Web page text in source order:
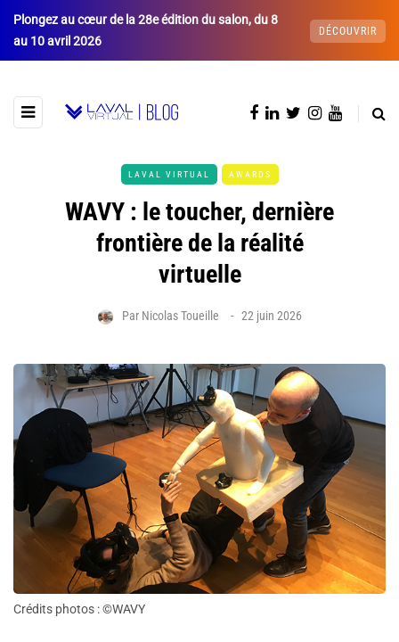
Plongez au cœur de la 28e édition du salon, du 8
au 10 avril 2026
DÉCOUVRIR
LAVAL VIRTUAL AWARDS
WAVY : le toucher, dernière
frontière de la réalité
virtuelle
Par Nicolas Toueille 22 juin 2026
Crédits photos : ©WAVY